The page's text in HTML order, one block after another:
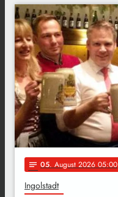
notes 05. August 2026 05:00
Ingolstadt